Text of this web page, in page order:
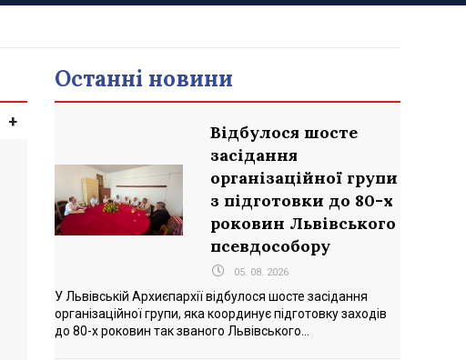
+
Останні новини
Відбулося шосте
засідання
організаційної групи
з підготовки до 80-х
роковин Львівського
псевдособору
05. 08. 2026
У Львівській Архиєпархії відбулося шосте засідання
організаційної групи, яка координує підготовку заходів
до 80-х роковин так званого Львівського...